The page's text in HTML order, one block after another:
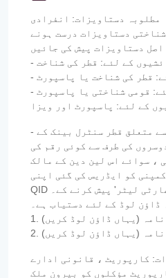
مطلوبہ دستاویزات: انفرادی
دستاویزات درست ہونے
کے لئے: قطر کی شناخت
قطر کی شناخت یا پاسپورٹ
قومی شناختی یا پاسپورٹ
کے لئے: پاسپورٹ اور ویزا
- اجازت نامہ - ترسیلات زر سے متعلق قطر سنٹرل بینک کے
کی طرف سے کوئی رقم کی
، سوائے اس لین دین کے مالک
کو ایڈریس کی گئی اپنی
QID کاپی کے ساتھ ایک 'اتھارٹی لیٹر' پیش کرنے کے۔
لوڈ کے لئے دستیاب ہے۔
نامہ (یہاں ڈاؤن لوڈ کریں)
نامہ (یہاں ڈاؤن لوڈ کریں)
کارپوریٹ ، قانونی ادارے
مؤکلوں کو بیرون ملک